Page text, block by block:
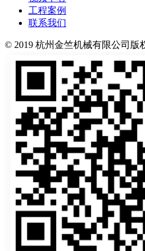
工程案例
联系我们
© 2019 杭州金竺机械有限公司版